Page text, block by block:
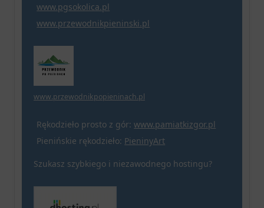
www.pgsokolica.pl
www.przewodnikpieninski.pl
www.przewodnikpopieninach.pl
Rękodzieło prosto z gór:www.pamiatkizgor.pl
Pienińskie rękodzieło: PieninyArt
Szukasz szybkiego i niezawodnego hostingu?